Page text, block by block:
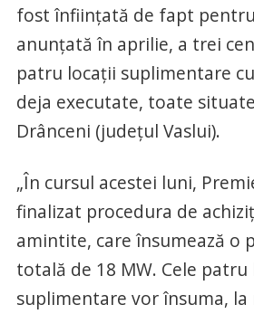
fost înființată de fapt
anunțată în aprilie, a trei
patru locații suplimentare
deja executate, toate
Drânceni (județul Vaslui).
„În cursul acestei luni,
finalizat procedura de
amintite, care însumează o
totală de 18 MW. Cele patru
suplimentare vor însuma,